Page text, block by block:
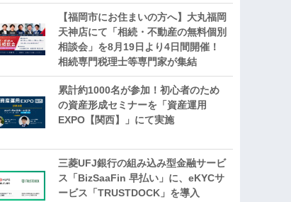
【福岡市にお住まいの方へ】大丸福岡
天神店にて「相続・不動産の無料個別
相談会」を8月19日より4日間開催！
相続専門税理士等専門家が集結
累計約1000名が参加！初心者のため
の資産形成セミナーを「資産運用
EXPO【関西】」にて実施
三菱UFJ銀行の組み込み型金融サービ
ス「BizSaaFin 早払い」に、eKYCサ
ービス「TRUSTDOCK」を導入